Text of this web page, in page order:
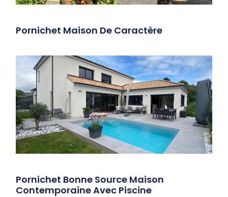
Pornichet Maison De Caractère
Pornichet Bonne Source Maison
Contemporaine Avec Piscine